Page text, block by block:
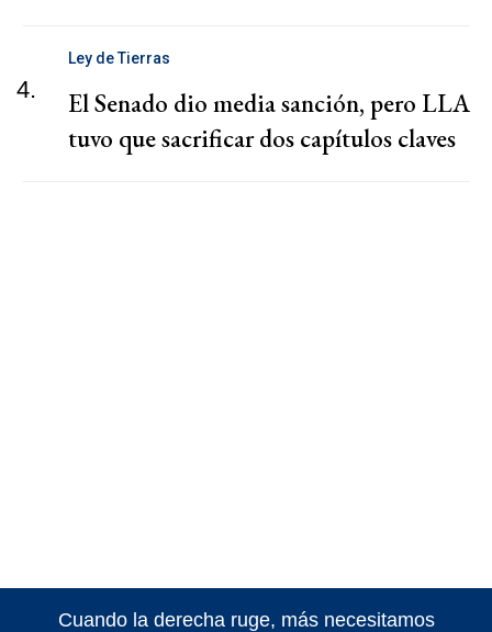
4.
Ley de Tierras
El Senado dio media sanción, pero LLA
tuvo que sacrificar dos capítulos claves
Cuando la derecha ruge, más necesitamos